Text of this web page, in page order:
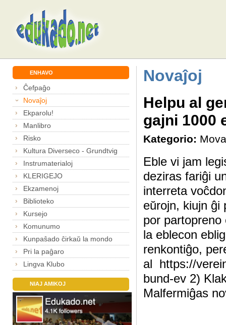
ENHAVO
Ĉefpaĝo
Novaĵoj
Ekparolu!
Manlibro
Risko
Kultura Diverseco - Grundtvig
Instrumaterialoj
KLERIGEJO
Ekzamenoj
Biblioteko
Kursejo
Komunumo
Kunpaŝado ĉirkaŭ la mondo
Pri la paĝaro
Lingva Klubo
NIAJ AMIKOJ
Novaĵoj
Helpu al
gajni 1000
Kategorio:
Eble vi jam
deziras fariĝi
interreta
eŭrojn, kiujn ĝi
por
la eblecon
renkontiĝo,
al https://
bund-ev 2)
Malfermiĝas